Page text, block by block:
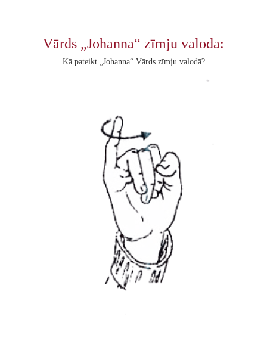
Vārds „Johanna“ zīmju valoda:
Kā pateikt „Johanna“ Vārds zīmju valodā?